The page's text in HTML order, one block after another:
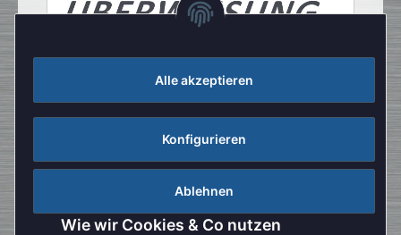
Alle akzeptieren
Konfigurieren
Ablehnen
Wie wir Cookies & Co nutzen